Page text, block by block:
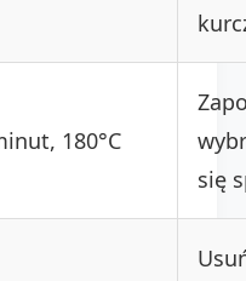
180°C
się